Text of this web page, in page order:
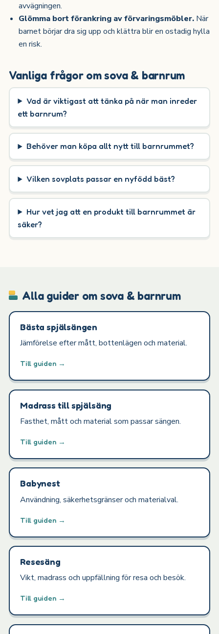
avvägningen.
Glömma bort förankring av förvaringsmöbler. När
barnet börjar dra sig upp och klättra blir en ostadig hylla
en risk.
Vanliga frågor om sova & barnrum
Vad är viktigast att tänka på när man inreder
ett barnrum?
Behöver man köpa allt nytt till barnrummet?
Vilken sovplats passar en nyfödd bäst?
Hur vet jag att en produkt till barnrummet är
säker?
Alla guider om sova & barnrum
Bästa spjälsängen
Jämförelse efter mått, bottenlägen och material.
Till guiden →
Madrass till spjälsäng
Fasthet, mått och material som passar sängen.
Till guiden →
Babynest
Användning, säkerhetsgränser och materialval.
Till guiden →
Resesäng
Vikt, madrass och uppfällning för resa och besök.
Till guiden →